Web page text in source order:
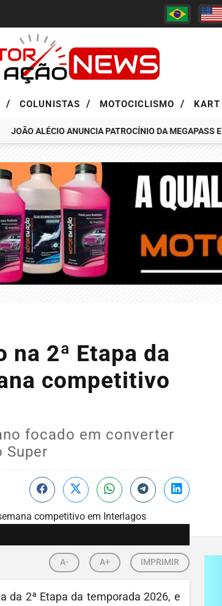
/ COLUNISTAS / MOTOCICLISMO / KART
ALÉCIO ANUNCIA PATROCÍNIO DA MEGAPASS E
2ª Etapa da
competitivo
focado em converter
Super
A- A+ IMPRIMIR
da 2ª Etapa da temporada 2026, e